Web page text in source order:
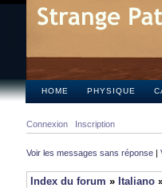
HOME PHYSIQUE
Connexion Inscription
Voir les messages sans réponse |
Index du forum » Italiano